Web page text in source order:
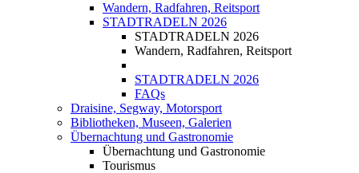
Wandern, Radfahren, Reitsport
STADTRADELN 2026
STADTRADELN 2026
Wandern, Radfahren, Reitsport
STADTRADELN 2026
FAQs
Draisine, Segway, Motorsport
Bibliotheken, Museen, Galerien
Übernachtung und Gastronomie
Übernachtung und Gastronomie
Tourismus